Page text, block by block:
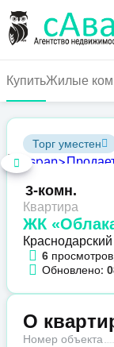
Перейти
основному
КупитьЖилые
Торг уместен
3-комн.
Квартира
ЖК
6
Обновлено:
О
Номер объекта